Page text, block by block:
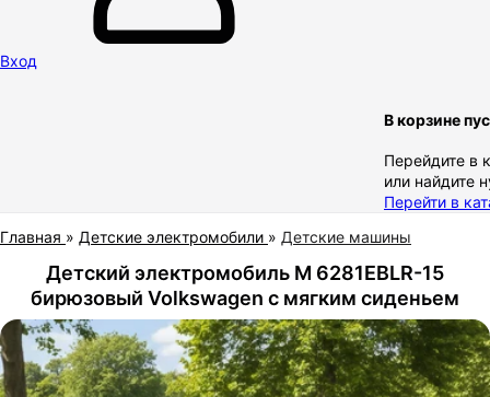
Вход
В корзине
Перейдите в
или найдите
Перейти в
Главная » Детские электромобили » Детские машины
Детский электромобиль M 6281EBLR-15
бирюзовый Volkswagen с мягким сиденьем